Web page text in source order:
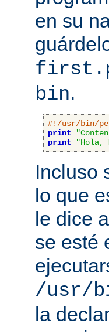
en su
bin.
#!/usr/bin/
print
print
"Hola,
Incluso
lo que
le dice
se esté
/usr/
la